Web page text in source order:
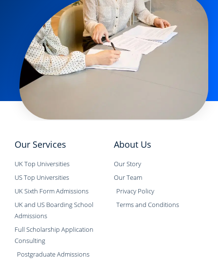
Our Services
UK Top Universities
US Top Universities
UK Sixth Form Admissions
UK and US Boarding School
Admissions
Full Scholarship Application
Consulting
Postgraduate Admissions
About Us
Our Story
Our Team
Privacy Policy
Terms and Conditions